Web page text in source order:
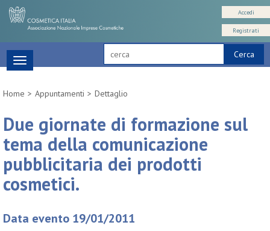
Cerca
Accedi
Registrati
Toggle
navigation
Home
Appuntamenti Dettaglio
Due giornate di formazione sul
tema della comunicazione
pubblicitaria dei prodotti
cosmetici.
Data evento 19/01/2011